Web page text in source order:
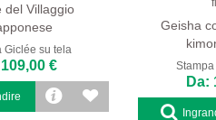
del Villaggio
Giclée su tela
€
Geisha
Da: